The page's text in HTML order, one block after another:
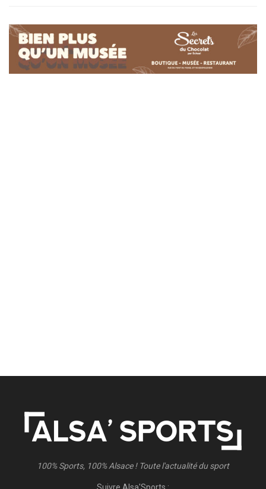
100% Sports, 100% Alsace ! Toute l'actualité du sport